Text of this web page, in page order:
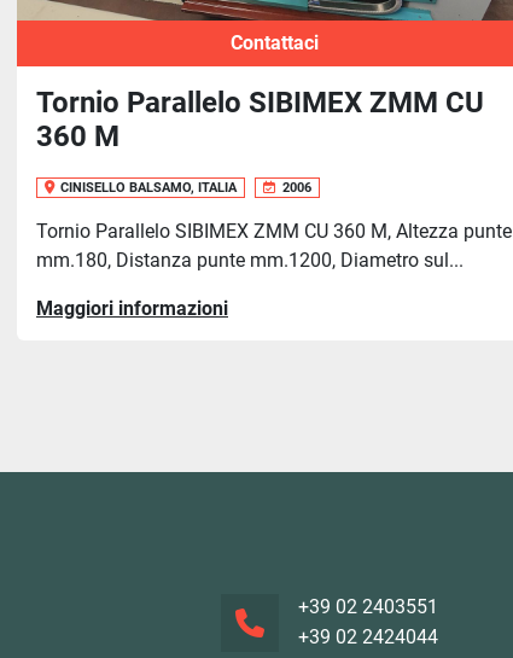
Contattaci
Tornio Parallelo SIBIMEX ZMM CU
360 M
CINISELLO BALSAMO, ITALIA 2006
Tornio Parallelo SIBIMEX ZMM CU 360 M, Altezza punte
mm.180, Distanza punte mm.1200, Diametro sul...
Maggiori informazioni
+39 02 2403551
+39 02 2424044